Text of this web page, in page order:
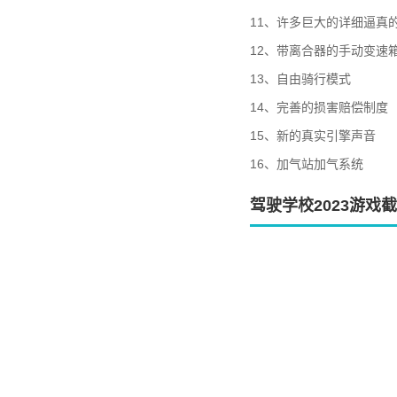
11、许多巨大的详细逼真
12、带离合器的手动变速
13、自由骑行模式
14、完善的损害赔偿制度
15、新的真实引擎声音
16、加气站加气系统
驾驶学校2023游戏